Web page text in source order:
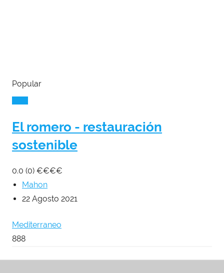
Popular
El romero - restauración
sostenible
0.0 (0) €€€€
Mahon
22 Agosto 2021
Mediterraneo
888